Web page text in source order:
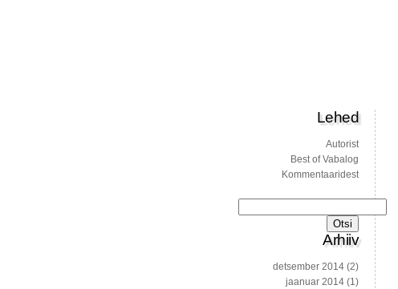
Lehed
Autorist
Best of Vabalog
Kommentaaridest
Arhiiv
detsember 2014 (2)
jaanuar 2014 (1)